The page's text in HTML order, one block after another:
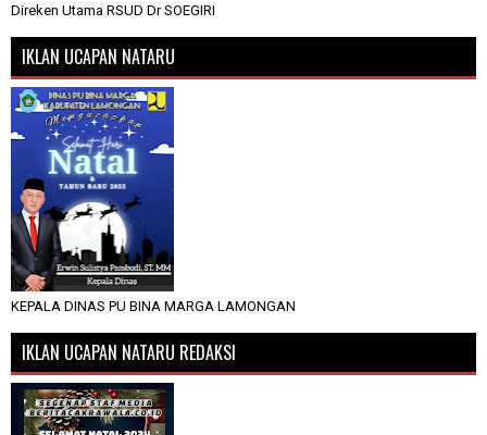
Direken Utama RSUD Dr SOEGIRI
IKLAN UCAPAN NATARU
KEPALA DINAS PU BINA MARGA LAMONGAN
IKLAN UCAPAN NATARU REDAKSI